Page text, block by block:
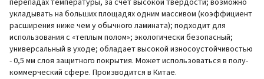
перепадах температуры, за счет высокой твердости; возможно
укладывать на больших площадях одним массивом (коэффициент
расширения ниже чем у обычного ламината); подходит для
использования с «теплым полом»; экологически безопасный;
универсальный в уходе; обладает высокой износоустойчивостью
- 0,5 мм слоя защитного покрытия. Может использоваться в полу-
коммерческий сфере. Производится в Китае.